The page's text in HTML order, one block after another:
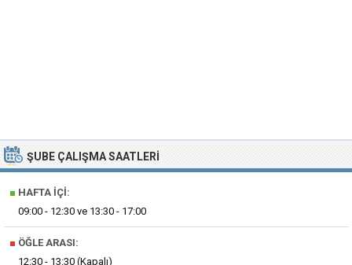
ŞUBE ÇALIŞMA SAATLERI
■ HAFTA İÇI:
09:00 - 12:30 ve 13:30 - 17:00
■ ÖĞLE ARASI:
12:30 - 13:30 (Kapalı)